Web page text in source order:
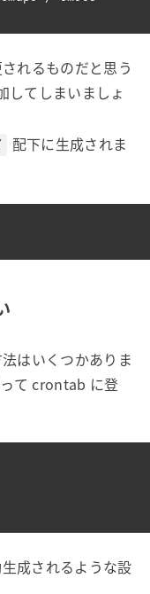
れるものだと思う
してしまいましょ
配下に生成されま
はいくつかありま
て crontab に登
成されるような設